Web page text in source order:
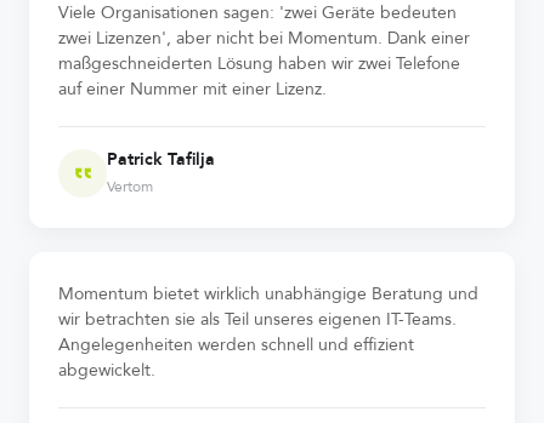
Viele Organisationen sagen: 'zwei Geräte bedeuten
zwei Lizenzen', aber nicht bei Momentum. Dank einer
maßgeschneiderten Lösung haben wir zwei Telefone
auf einer Nummer mit einer Lizenz.
Patrick Tafilja
Vertom
Momentum bietet wirklich unabhängige Beratung und
wir betrachten sie als Teil unseres eigenen IT-Teams.
Angelegenheiten werden schnell und effizient
abgewickelt.